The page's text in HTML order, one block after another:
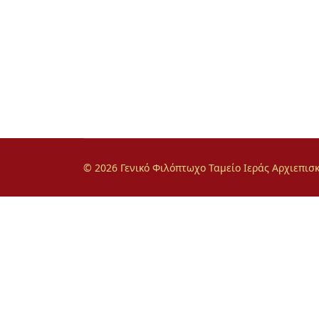
© 2026 Γενικό Φιλόπτωχο Ταμείο Ιεράς